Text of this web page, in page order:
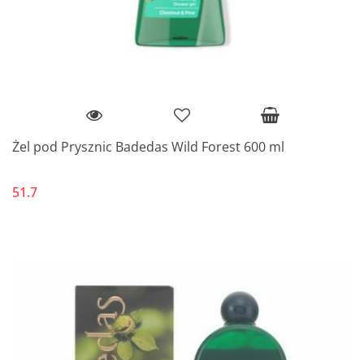
Żel pod Prysznic Badedas Wild Forest 600 ml
51.7